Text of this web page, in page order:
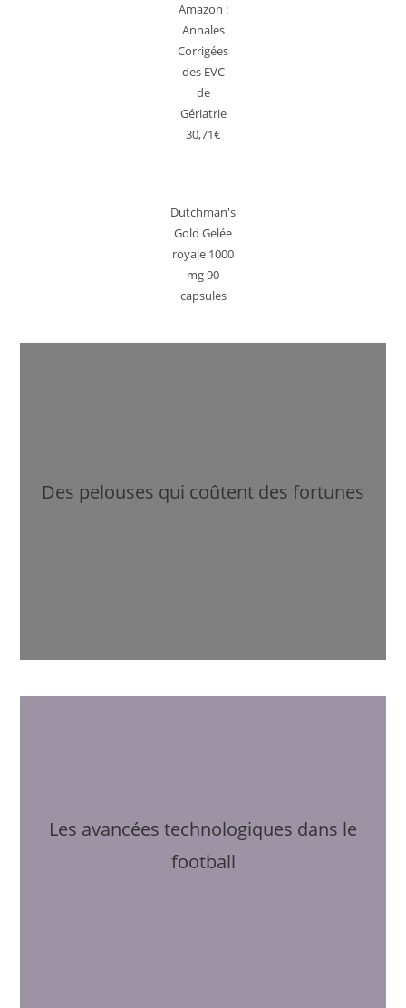
Amazon :
Annales
Corrigées
des EVC
de
Gériatrie
30,71€
Dutchman's
Gold Gelée
royale 1000
mg 90
capsules
Des pelouses qui coûtent des fortunes
Les avancées technologiques dans le
football